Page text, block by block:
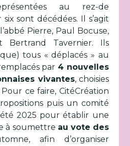
au rez-de
sont décédées. Il s’agit
Pierre, Paul Bocuse,
Bertrand Tavernier. Ils
tous « déplacés » au
par4 nouvelles
vivantes, choisies
ce faire, CitéCréation
puis un comité
2025 pour établir une
à soumettre au vote des
afin d’organiser